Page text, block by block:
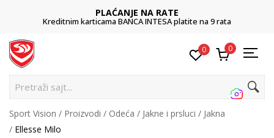
PLAĆANJE NA RATE
Kreditnim karticama BANCA INTESA platite na 9 rata
0 0
Pre
Sport Vision Proizvodi Odeća Jakne i prsluci
Jakna
Ellesse Milo